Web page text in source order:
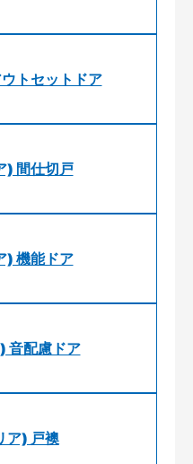
トセットドア
間仕切戸
機能ドア
音配慮ドア
ア) 戸襖